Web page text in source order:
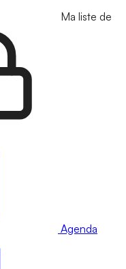
Ma liste de
Agenda